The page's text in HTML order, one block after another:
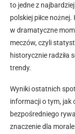
to jedne z
polskiej piłce
w dramatyczne
meczów, czyli
historycznie radziła
trendy.
Wyniki ostatnich
informacji o tym, jak
bezpośredniego
znaczenie dla